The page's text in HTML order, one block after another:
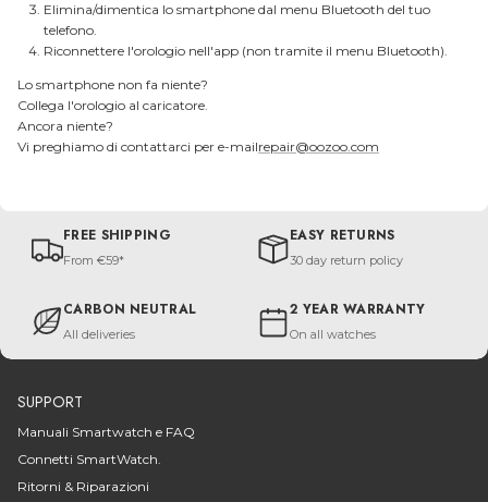
Elimina/dimentica lo smartphone dal menu Bluetooth del tuo
telefono.
Riconnettere l'orologio nell'app (non tramite il menu Bluetooth).
Lo smartphone non fa niente?
Collega l'orologio al caricatore.
Ancora niente?
Vi preghiamo di contattarci per e-mailrepair@oozoo.com
FREE SHIPPING
From €59*
EASY RETURNS
30 day return policy
CARBON NEUTRAL
All deliveries
2 YEAR WARRANTY
On all watches
SUPPORT
Manuali Smartwatch e FAQ
Connetti SmartWatch.
Ritorni & Riparazioni